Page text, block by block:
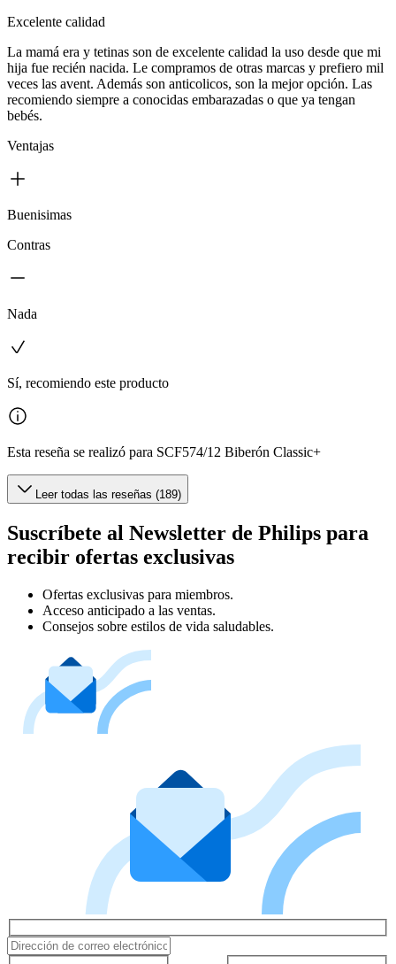
Excelente calidad
La mamá era y tetinas son de excelente calidad la uso desde que mi
hija fue recién nacida. Le compramos de otras marcas y prefiero mil
veces las avent. Además son anticolicos, son la mejor opción. Las
recomiendo siempre a conocidas embarazadas o que ya tengan
bebés.
Ventajas
Buenisimas
Contras
Nada
Sí, recomiendo este producto
Esta reseña se realizó para SCF574/12 Biberón Classic+
Leer todas las reseñas (189)
Suscríbete al Newsletter de Philips para
recibir ofertas exclusivas
Ofertas exclusivas para miembros.
Acceso anticipado a las ventas.
Consejos sobre estilos de vida saludables.